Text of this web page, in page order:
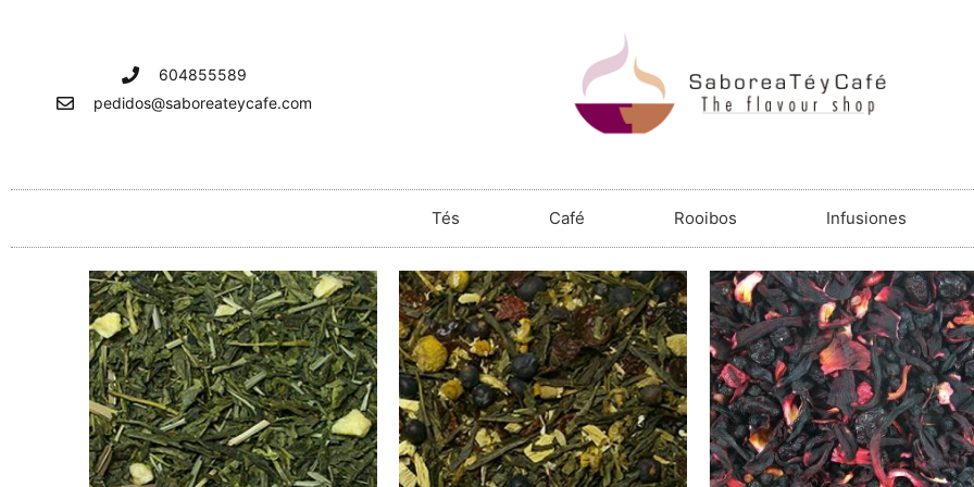
604855589
pedidos@saboreateycafe.com
Tés Café Rooibos Infusiones